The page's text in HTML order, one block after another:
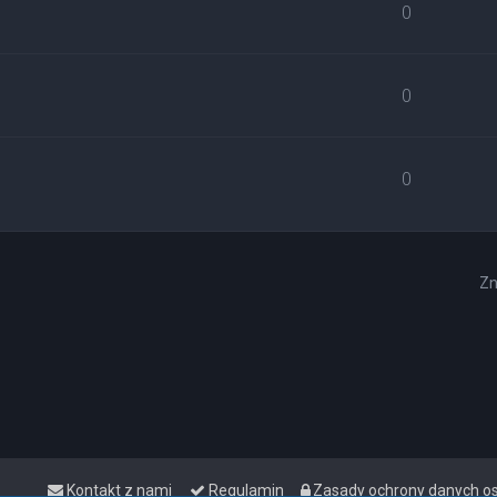
0
0
0
Zasady ochrony danych
Regulamin
Kontakt z nami